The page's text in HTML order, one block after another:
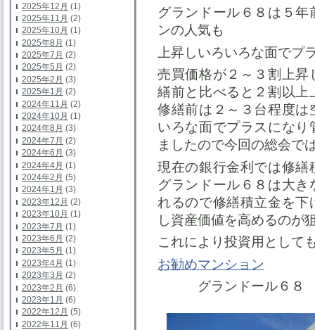
2025年12月 (1)
2025年11月 (2)
2025年10月 (1)
2025年8月 (1)
2025年7月 (2)
2025年5月 (2)
2025年2月 (3)
2025年1月 (2)
2024年11月 (2)
2024年10月 (1)
2024年8月 (3)
2024年7月 (2)
2024年6月 (3)
2024年4月 (1)
2024年2月 (5)
2024年1月 (3)
2023年12月 (2)
2023年10月 (1)
2023年7月 (1)
2023年6月 (2)
2023年5月 (1)
2023年4月 (1)
2023年3月 (2)
2023年2月 (6)
2023年1月 (6)
2022年12月 (5)
2022年11月 (6)
グランドール６８は５
ンの人気も
上昇しいろいろな面でプ
売買価格が２～３割上
繕前と比べると２割以
修繕前は２～３台程度
いろな面でプラスにな
ましたので今回の総会で
現在の銀行金利では修
グランドール６８は大
れるので修繕積立金を
し資産価値を高めるのが
これにより投資用として
お勧めマンション
グランドール６８